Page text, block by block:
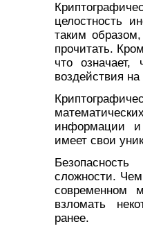
целостность
таким
прочитать.
что
воздействия
информации
имеет свои
сложности.
современном
взломать
ранее.